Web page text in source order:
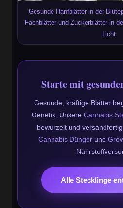
Gesunde Hanfblätter in der
Fachblätter und Zuckerblätter in
Licht
Starte mit
Gesunde, kräftige Blätter
Genetik. Unsere Cannabis
bewurzelt und
Cannabis Dünger und
Alle Stecklinge